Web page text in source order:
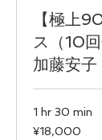
【極上
ス（10回
加藤安子
1 hr 30 min
18,000
Japanese
¥18,000